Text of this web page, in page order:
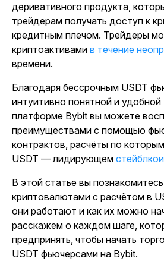
деривативного продукта,
трейдерам получать доступ к
кредитным плечом. Трейдеры
криптоактивами в течение
времени.
Благодаря бессрочным USDT
интуитивно понятной и удобной
платформе Bybit вы можете
преимуществами с помощью
контрактов, расчёты по
USDT — лидирующем
В этой статье вы
криптовалютами с расчётом в
они работают и как их можно
расскажем о каждом шаге,
предпринять, чтобы начать
USDT фьючерсами на Bybit.